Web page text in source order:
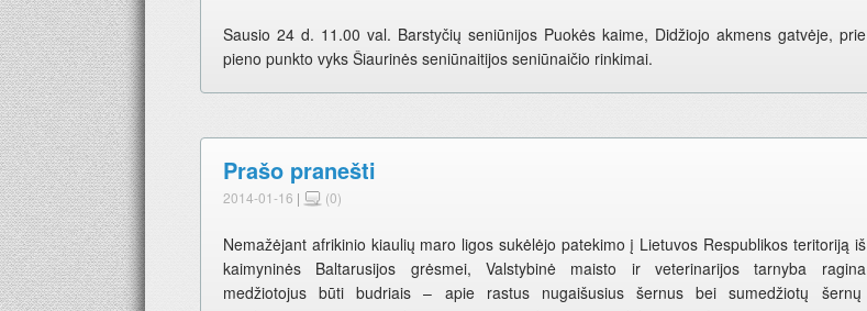
Sausio 24 d. 11.00 val. Barstyčių seniūnijos Puokės kaime, Didžiojo akmens gatvėje, prie
pieno punkto vyks Šiaurinės seniūnaitijos seniūnaičio rinkimai.
Prašo pranešti
2014-01-16 | (0)
Nemažėjant afrikinio kiaulių maro ligos sukėlėjo patekimo į Lietuvos Respublikos teritoriją iš
kaimyninės Baltarusijos grėsmei, Valstybinė maisto ir veterinarijos tarnyba ragina
medžiotojus būti budriais – apie rastus nugaišusius šernus bei sumedžiotų šernų